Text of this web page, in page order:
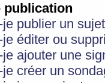
publication
publier un
éditer ou
ajouter une
créer un